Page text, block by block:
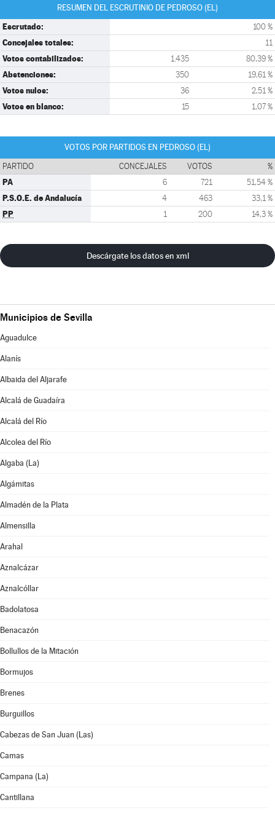
RESUMEN DEL ESCRUTINIO DE PEDROSO (EL)
Escrutado: 100 %
Concejales totales: 11
Votos contabilizados: 1.435 80,39 %
Abstenciones: 350 19,61 %
Votos nulos: 36 2,51 %
Votos en blanco: 15 1,07 %
VOTOS POR PARTIDOS EN PEDROSO (EL)
PARTIDO CONCEJALES VOTOS %
PA 6 721 51,54 %
P.S.O.E. de Andalucía 4 463 33,1 %
PP 1 200 14,3 %
Descárgate los datos en xml
Municipios de Sevilla
Aguadulce
Alanís
Albaida del Aljarafe
Alcalá de Guadaíra
Alcalá del Río
Alcolea del Río
Algaba (La)
Algámitas
Almadén de la Plata
Almensilla
Arahal
Aznalcázar
Aznalcóllar
Badolatosa
Benacazón
Bollullos de la Mitación
Bormujos
Brenes
Burguillos
Cabezas de San Juan (Las)
Camas
Campana (La)
Cantillana